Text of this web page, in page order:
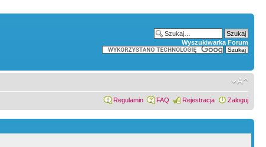
Wyszukiwarka Forum
Regulamin FAQ Rejestracja Zaloguj